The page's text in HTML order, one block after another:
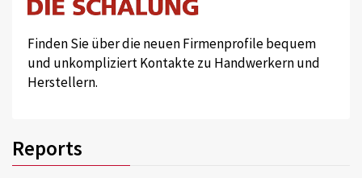
Finden Sie über die neuen Firmenprofile bequem
und unkompliziert Kontakte zu Handwerkern und
Herstellern.
Reports